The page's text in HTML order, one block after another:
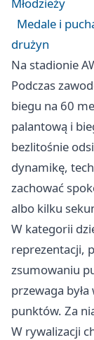
Medale i
drużyn
Na stadionie
Podczas
biegu na 60
palantową i
bezlitośnie
dynamikę,
zachować
albo kilku
W kategorii
reprezentacji,
zsumowaniu
przewaga
punktów. Za
W rywalizacji